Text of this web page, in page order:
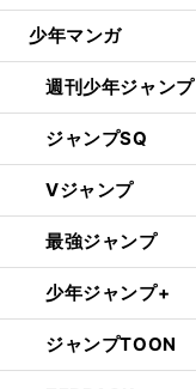
少年マンガ
週刊少年ジャンプ
ジャンプSQ
Vジャンプ
最強ジャンプ
少年ジャンプ+
ジャンプTOON